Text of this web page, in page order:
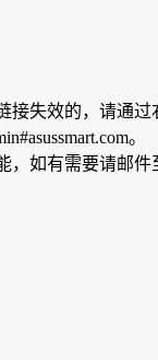
接失效的，请通过
。
如有需要请邮件